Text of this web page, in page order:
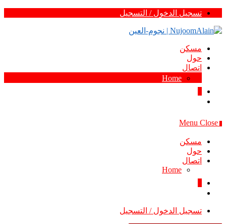
Skip
content
تسجيل الدخول / التسجيل
مسكن
حول
اتصال
Home
Menu Close
مسكن
حول
اتصال
Home
تسجيل الدخول / التسجيل